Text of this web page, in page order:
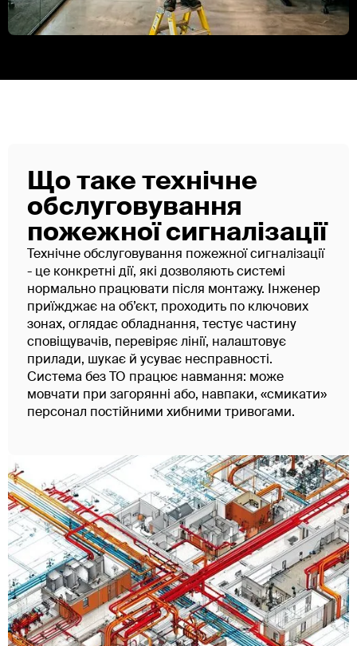
Що таке технічне
обслуговування
пожежної сигналізації
Технічне обслуговування пожежної сигналізації
- це конкретні дії, які дозволяють системі
нормально працювати після монтажу. Інженер
приїжджає на об’єкт, проходить по ключових
зонах, оглядає обладнання, тестує частину
сповіщувачів, перевіряє лінії, налаштовує
прилади, шукає й усуває несправності.
Система без ТО працює навмання: може
мовчати при загорянні або, навпаки, «смикати»
персонал постійними хибними тривогами.